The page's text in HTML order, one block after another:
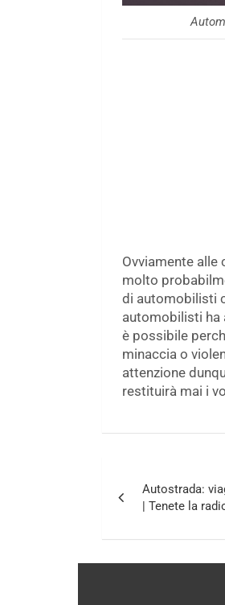
Ovviamente alle
molto
di automobilisti
automobilisti ha
è possibile
minaccia o
attenzione
restituirà mai i
articoli
Autostrada:
| Tenete la